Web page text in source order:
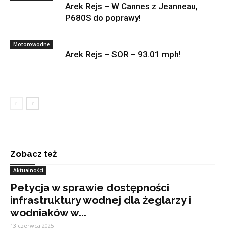
Arek Rejs – W Cannes z Jeanneau,
P680S do poprawy!
Motorowodne
Arek Rejs – SOR – 93.01 mph!
Zobacz też
Aktualności
Petycja w sprawie dostępności
infrastruktury wodnej dla żeglarzy i
wodniaków w...
13 czerwca 2025